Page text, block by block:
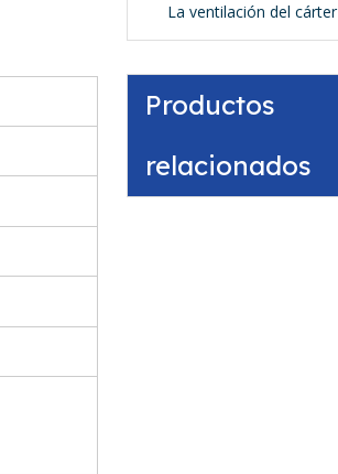
La ventilación del cárter
Productos
relacionados